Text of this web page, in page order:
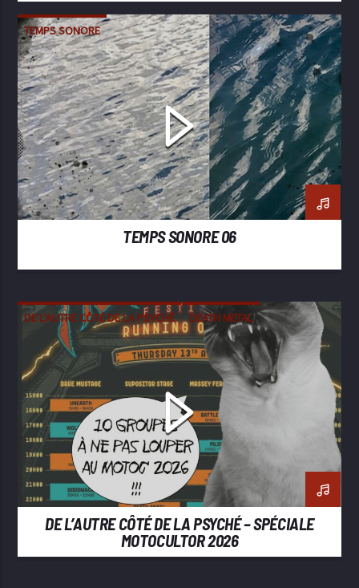
TEMPS SONORE
TEMPS SONORE 06
DE L'AUTRE CÔTÉ DE LA PSYCHÉ
DEATH METAL
DOOM
HEAVY METAL METAL STONER
DE L’AUTRE CÔTÉ DE LA PSYCHÉ – SPÉCIALE
MOTOCULTOR 2026